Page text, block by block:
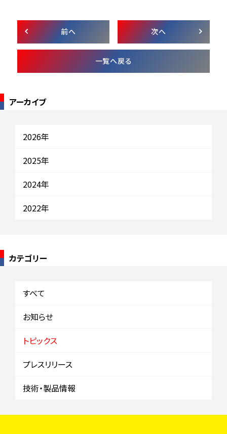
前へ 次へ
一覧へ戻る
アーカイブ
2026年
2025年
2024年
2022年
カテゴリー
すべて
お知らせ
トピックス
プレスリリース
技術・製品情報